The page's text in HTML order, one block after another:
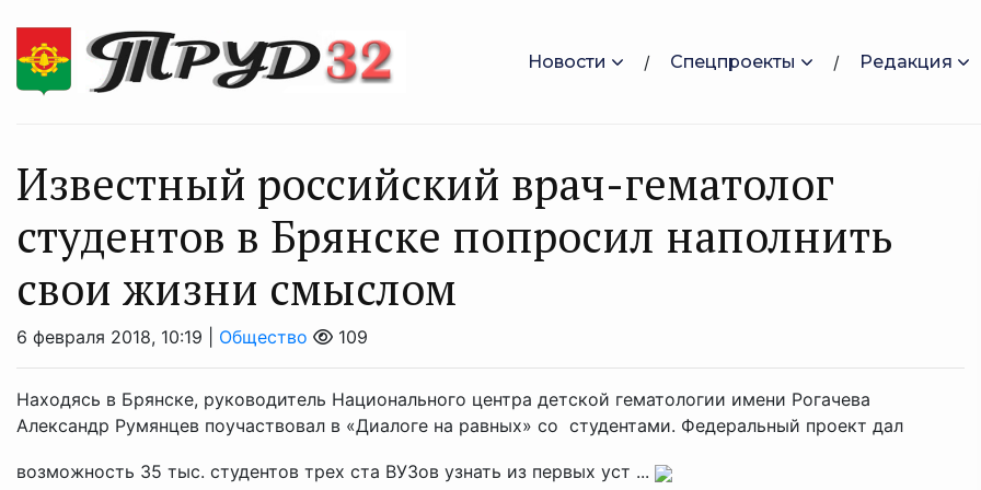
Новости Спецпроекты Редакция
Известный российский врач-гематолог
студентов в Брянске попросил наполнить
свои жизни смыслом
6 февраля 2018, 10:19 | Общество 109
Находясь в Брянске, руководитель Национального центра детской гематологии имени Рогачева
Александр Румянцев поучаствовал в «Диалоге на равных» со студентами. Федеральный проект дал
возможность 35 тыс. студентов трех ста ВУЗов узнать из первых уст ...